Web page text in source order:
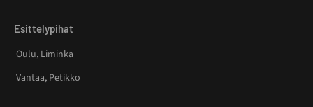
Esittelypihat
Oulu, Liminka
Vantaa, Petikko